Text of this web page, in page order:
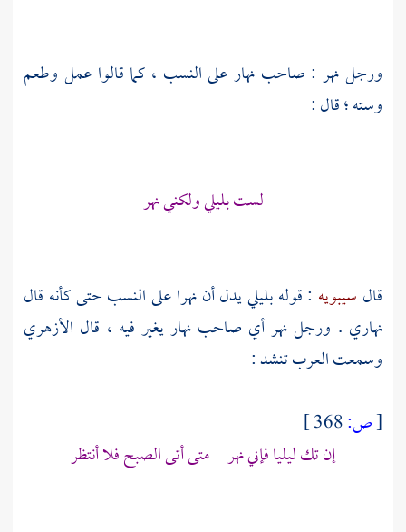
ورجل نهر : صاحب نهار على النسب ، كما قالوا عمل وطعم
وسته ؛ قال :
لست بليلي ولكني نهر
قال سيبويه : قوله بليلي يدل أن نهرا على النسب حتى كأنه قال
نهاري . ورجل نهر أي صاحب نهار يغير فيه ، قال الأزهري
وسمعت العرب تنشد :
[ص:
إن تك ليليا فإني نهر متى أتى الصبح فلا أنتظر